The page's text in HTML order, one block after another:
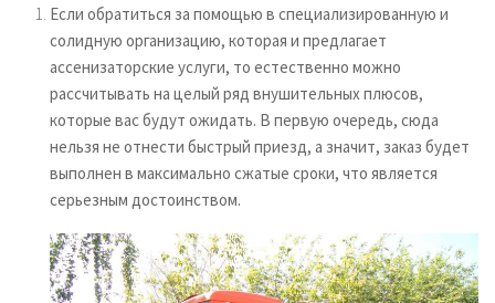
Если обратиться за помощью в специализированную и
солидную организацию, которая и предлагает
ассенизаторские услуги, то естественно можно
рассчитывать на целый ряд внушительных плюсов,
которые вас будут ожидать. В первую очередь, сюда
нельзя не отнести быстрый приезд, а значит, заказ будет
выполнен в максимально сжатые сроки, что является
серьезным достоинством.